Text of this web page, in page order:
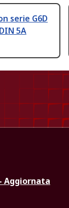
serie G6D
5A
Aggiornata